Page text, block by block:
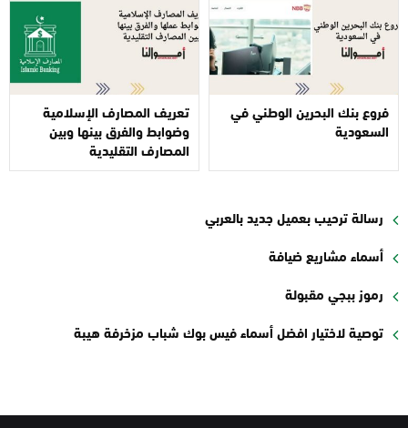
فروع بنك البحرين الوطني في
السعودية
تعريف المصارف الإسلامية
وضوابط والفرق بينها وبين
المصارف التقليدية
رسالة ترحيب بعميل جديد بالعربي
أسماء مشاريع ضيافة
رموز ببجي مقبولة
توصية لاختيار افضل أسماء فيس بوك شباب مزخرفة هيبة